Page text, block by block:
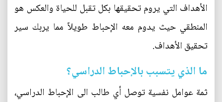
الأهداف التي يروم تحقيقها بكل تقبل للحياة والعكس هو
المنطقي حيث يدوم معه الإحباط طويلاً مما يربك سير
تحقيق الأهداف.
ما الذي يتسبب بالإحباط الدراسي؟
ثمة عوامل نفسية توصل أي طالب الى الإحباط الدراسي،